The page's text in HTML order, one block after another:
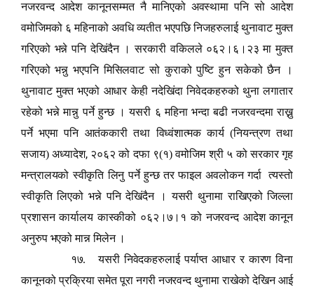
नजरवन्द आदेश कानूनसम्मत नै मानिएको अवस्थामा पनि सो आदेश
वमोजिमको ६ महिनाको अवधि व्यतीत भएपछि निजहरुलाई थुनावाट मुक्त
गरिएको भन्ने पनि देखिंदैन । सरकारी वकिलले ०६२।६।२३ मा मुक्त
गरिएको भन्नु भएपनि मिसिलवाट सो कुराको पुष्टि हुन सकेको छैन ।
थुनावाट मुक्त भएको आधार केही नदेखिंदा निवेदकहरुको थुना लगातार
रहेको भन्ने मान्नु पर्ने हुन्छ । यसरी ६ महिना भन्दा बढी नजरवन्दमा राख्नु
पर्ने भएमा पनि आतंककारी तथा विध्वंशात्मक कार्य (नियन्त्रण तथा
सजाय) अध्यादेश, २०६२ को दफा ९(१) वमोजिम श्री ५ को सरकार गृह
मन्त्रालयको स्वीकृति लिनु पर्ने हुन्छ तर फाइल अवलोकन गर्दा त्यस्तो
स्वीकृति लिएको भन्ने पनि देखिंदैन । यसरी थुनामा राखिएको जिल्ला
प्रशासन कार्यालय कास्कीको ०६२।७।१ को नजरवन्द आदेश कानून
अनुरुप भएको मान्न मिलेन ।
१७. यसरी निवेदकहरुलाई पर्याप्त आधार र कारण विना
कानूनको प्रक्रिया समेत पूरा नगरी नजरवन्द थुनामा राखेको देखिन आई